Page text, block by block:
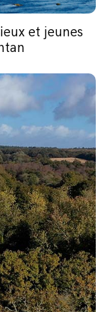
et jeunes